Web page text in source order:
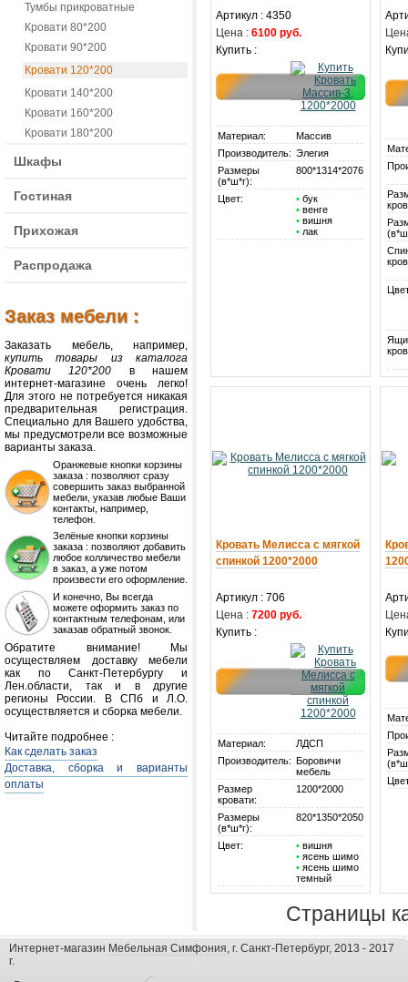
Тумбы прикроватные
Кровати 80*200
Кровати 90*200
Кровати 120*200
Кровати 140*200
Кровати 160*200
Кровати 180*200
Шкафы
Гостиная
Прихожая
Распродажа
Заказ мебели :
Заказать мебель, например,
купить товары из каталога
Кровати 120*200 в нашем
интернет-магазине очень легко!
Для этого не потребуется никакая
предварительная регистрация.
Специально для Вашего удобства,
мы предусмотрели все возможные
варианты заказа.
Оранжевые кнопки корзины
заказа : позволяют сразу
совершить заказ выбранной
мебели, указав любые Ваши
контакты, например,
телефон.
Зелёные кнопки корзины
заказа : позволяют добавить
любое колличество мебели
в заказ, а уже потом
произвести его оформление.
И конечно, Вы всегда
можете оформить заказ по
контактным телефонам, или
заказав обратный звонок.
Обратите внимание! Мы
осуществляем доставку мебели
как по Санкт-Петербургу и
Лен.области, так и в другие
регионы России. В СПб и Л.О.
осуществляется и сборка мебели.
Читайте подробнее :
Как сделать заказ
Доставка, сборка и варианты
оплаты
Артикул : 4350
Цена : 6100 руб.
Купить :
Материал:
Массив
Производитель: Элегия
Размеры
(в*ш*г):
800*1314*2076
Цвет: • бук
• венге
• вишня
• лак
Кровать Мелисса с мягкой
спинкой 1200*2000
Артикул : 706
Цена : 7200 руб.
Купить :
Материал:
ЛДСП
Производитель: Боровичи
мебель
Размер
кровати:
1200*2000
Размеры
(в*ш*г):
820*1350*2050
Цвет: • вишня
• ясень шимо
• ясень шимо
темный
Страницы
Интернет-магазин Мебельная Симфония, г. Санкт-Петербург, 2013 - 2017
г.